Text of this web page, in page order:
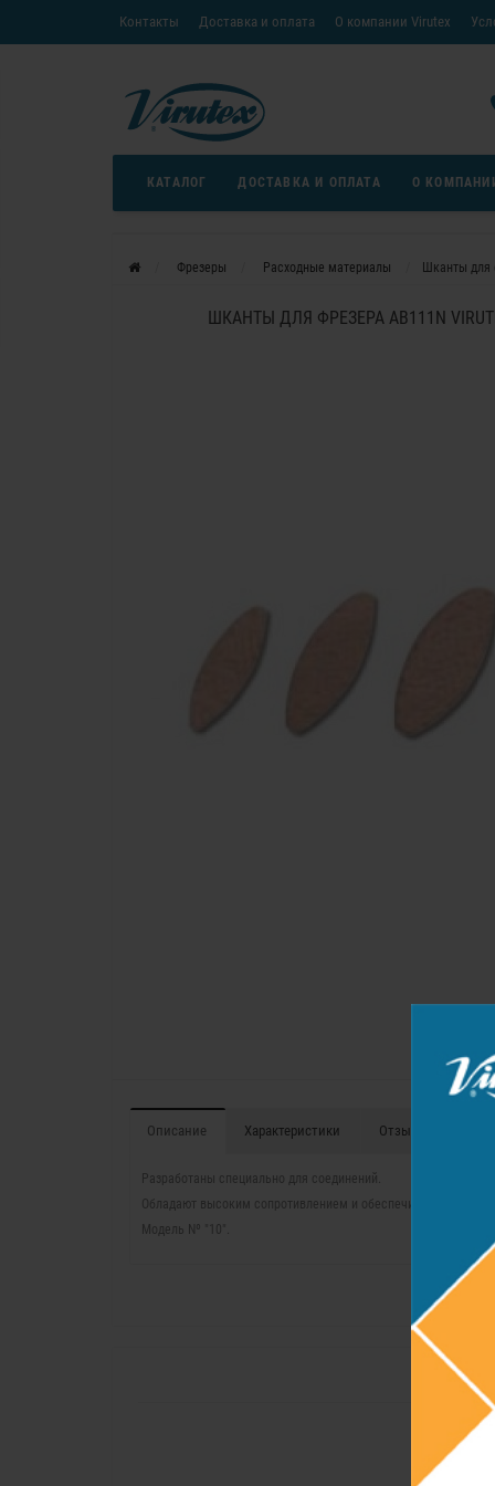
О компании Virutex
Доставка и оплата
Контакты
КАТАЛОГ ДОСТАВКА И ОПЛАТА О
Фрезеры Расходные материалы Шканты для
ШКАНТЫ ДЛЯ ФРЕЗЕРА AB111N
Описание Характеристики Отзывы (0)
Разработаны специально для соединений.
Обладают высоким сопротивлением и обеспечивают прочное
Модель Nº "10".